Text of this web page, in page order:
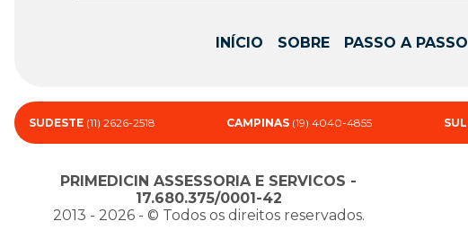
INÍCIO SOBRE PASSO A PASSO
SUDESTE (11) 2626-2518 CAMPINAS (19) 4040-4855 SUL
PRIMEDICIN ASSESSORIA E SERVICOS -
17.680.375/0001-42
2013 - 2026 - ©️ Todos os direitos reservados.